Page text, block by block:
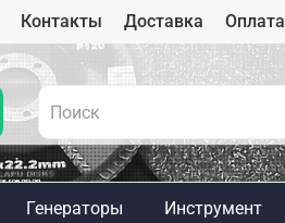
Контакты Доставка Оплата
Генераторы Инструмент